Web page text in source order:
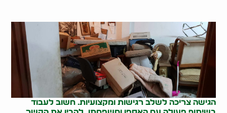
הגישה צריכה לשלב רגישות ומקצועיות. חשוב לעבוד